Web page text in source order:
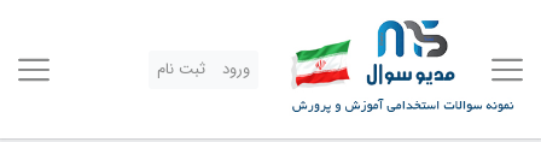
ورود ثبت نام